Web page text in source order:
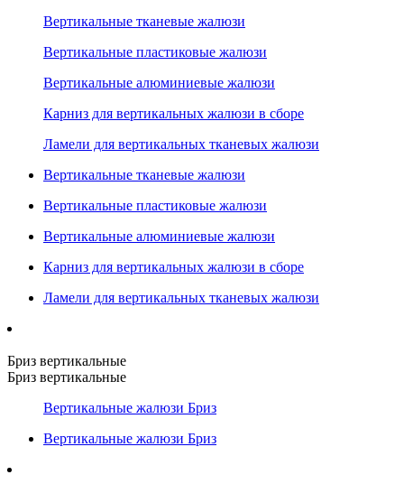
Вертикальные тканевые жалюзи
Вертикальные пластиковые жалюзи
Вертикальные алюминиевые жалюзи
Карниз для вертикальных жалюзи в сборе
Ламели для вертикальных тканевых жалюзи
Вертикальные тканевые жалюзи
Вертикальные пластиковые жалюзи
Вертикальные алюминиевые жалюзи
Карниз для вертикальных жалюзи в сборе
Ламели для вертикальных тканевых жалюзи
Бриз вертикальные
Бриз вертикальные
Вертикальные жалюзи Бриз
Вертикальные жалюзи Бриз